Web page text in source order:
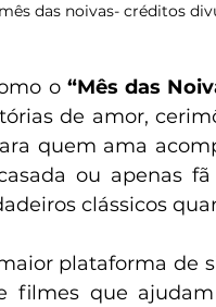
das noivas- créditos
o “Mês das
de amor,
quem ama
ou apenas
clássicos
plataforma de
filmes que